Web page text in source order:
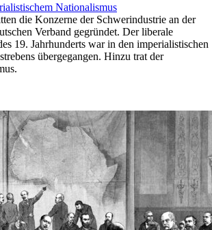
Nationalismus
die Konzerne der Schwerindustrie an der
Verband gegründet. Der liberale
19. Jahrhunderts war in den imperialistischen
übergegangen. Hinzu trat der